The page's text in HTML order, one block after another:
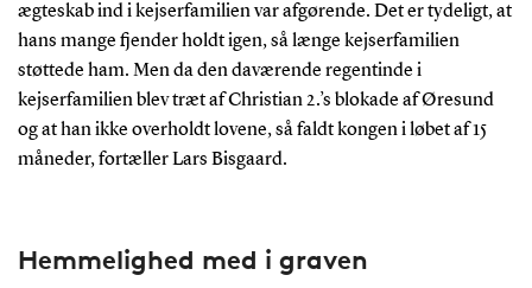
ægteskab ind i kejserfamilien var afgørende. Det er tydeligt, at
hans mange fjender holdt igen, så længe kejserfamilien
støttede ham. Men da den daværende regentinde i
kejserfamilien blev træt af Christian 2.’s blokade af Øresund
og at han ikke overholdt lovene, så faldt kongen i løbet af 15
måneder, fortæller Lars Bisgaard.
Hemmelighed med i graven